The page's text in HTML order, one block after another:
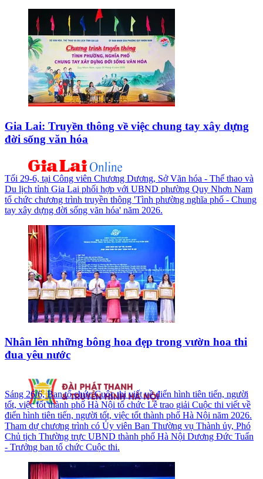
Gia Lai: Truyền thông về việc chung tay xây dựng
đời sống văn hóa
Tối 29-6, tại Công viên Chương Dương, Sở Văn hóa - Thể thao và
Du lịch tỉnh Gia Lai phối hợp với UBND phường Quy Nhơn Nam
tổ chức chương trình truyền thông 'Tình phường nghĩa phố - Chung
tay xây dựng đời sống văn hóa' năm 2026.
Nhân lên những bông hoa đẹp trong vườn hoa thi
đua yêu nước
Sáng 26/6, Ban tổ chức Cuộc thi viết về điển hình tiên tiến, người
tốt, việc tốt thành phố Hà Nội tổ chức Lễ trao giải Cuộc thi viết về
điển hình tiên tiến, người tốt, việc tốt thành phố Hà Nội năm 2026.
Tham dự chương trình có Ủy viên Ban Thường vụ Thành ủy, Phó
Chủ tịch Thường trực UBND thành phố Hà Nội Dương Đức Tuấn
- Trưởng ban tổ chức Cuộc thi.